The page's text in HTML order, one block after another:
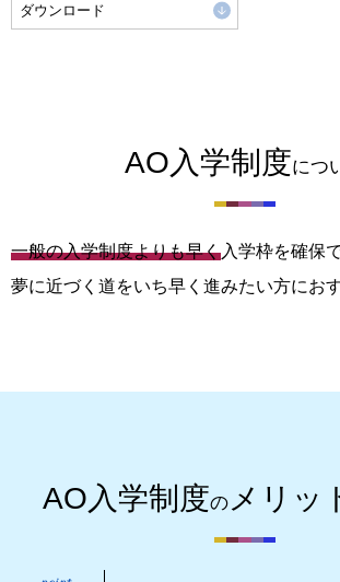
ダウンロード
AO入学制度につ
一般の入学制度よりも早く入学枠を確保
夢に近づく道をいち早く進みたい方にお
AO入学制度の メリッ